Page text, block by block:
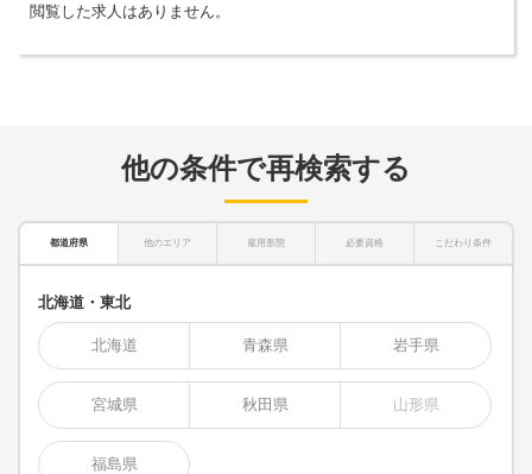
閲覧した求人はありません。
他の条件で再検索する
都道府県 他のエリア 雇用形態 必要資格 こだわり条件
北海道・東北
北海道 青森県 岩手県
宮城県 秋田県 山形県
福島県